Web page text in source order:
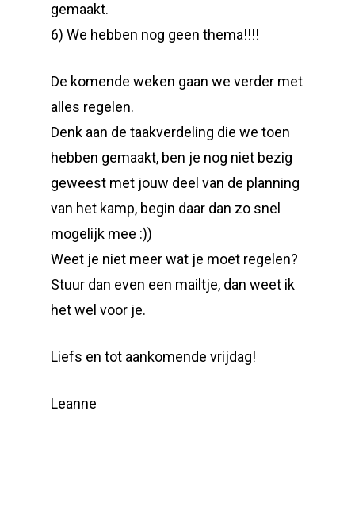
gemaakt.
6) We hebben nog geen thema!!!!
De komende weken gaan we verder met
alles regelen.
Denk aan de taakverdeling die we toen
hebben gemaakt, ben je nog niet bezig
geweest met jouw deel van de planning
van het kamp, begin daar dan zo snel
mogelijk mee :))
Weet je niet meer wat je moet regelen?
Stuur dan even een mailtje, dan weet ik
het wel voor je.
Liefs en tot aankomende vrijdag!
Leanne